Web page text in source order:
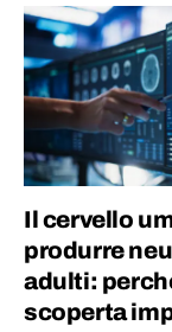
Il cervello
produrre
adulti:
scoperta